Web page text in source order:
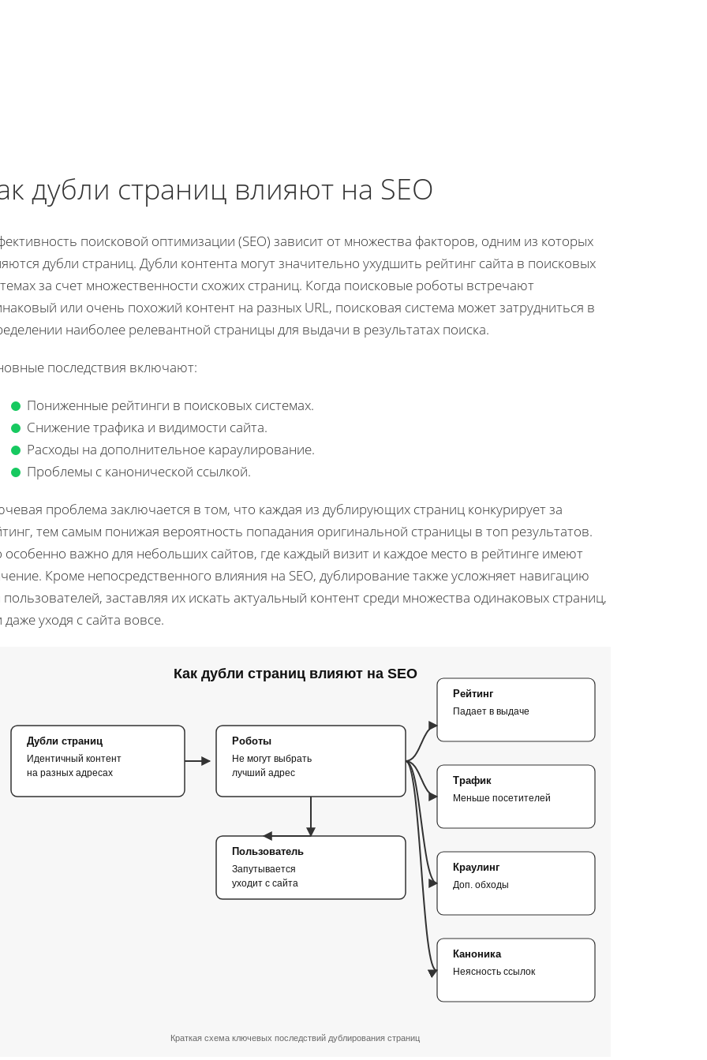
дубли страниц влияют на SEO
поисковой оптимизации (SEO) зависит от множества факторов, одним из которых
дубли страниц. Дубли контента могут значительно ухудшить рейтинг сайта в поисковых
за счет множественности схожих страниц. Когда поисковые роботы встречают
или очень похожий контент на разных URL, поисковая система может затрудниться в
наиболее релевантной страницы для выдачи в результатах поиска.
последствия включают:
Пониженные рейтинги в поисковых системах.
Снижение трафика и видимости сайта.
Расходы на дополнительное караулирование.
Проблемы с канонической ссылкой.
проблема заключается в том, что каждая из дублирующих страниц конкурирует за
тем самым понижая вероятность попадания оригинальной страницы в топ результатов.
особенно важно для небольших сайтов, где каждый визит и каждое место в рейтинге имеют
Кроме непосредственного влияния на SEO, дублирование также усложняет навигацию
пользователей, заставляя их искать актуальный контент среди множества одинаковых страниц,
даже уходя с сайта вовсе.
Как дубли страниц влияют на SEO
Дубли страниц
Идентичный контент
на разных адресах
Роботы
Не могут выбрать
лучший адрес
Рейтинг
Падает в выдаче
Трафик
Меньше посетителей
Краулинг
Доп. обходы
Каноника
Неясность ссылок
Пользователь
Запутывается
уходит с сайта
Краткая схема ключевых последствий дублирования страниц